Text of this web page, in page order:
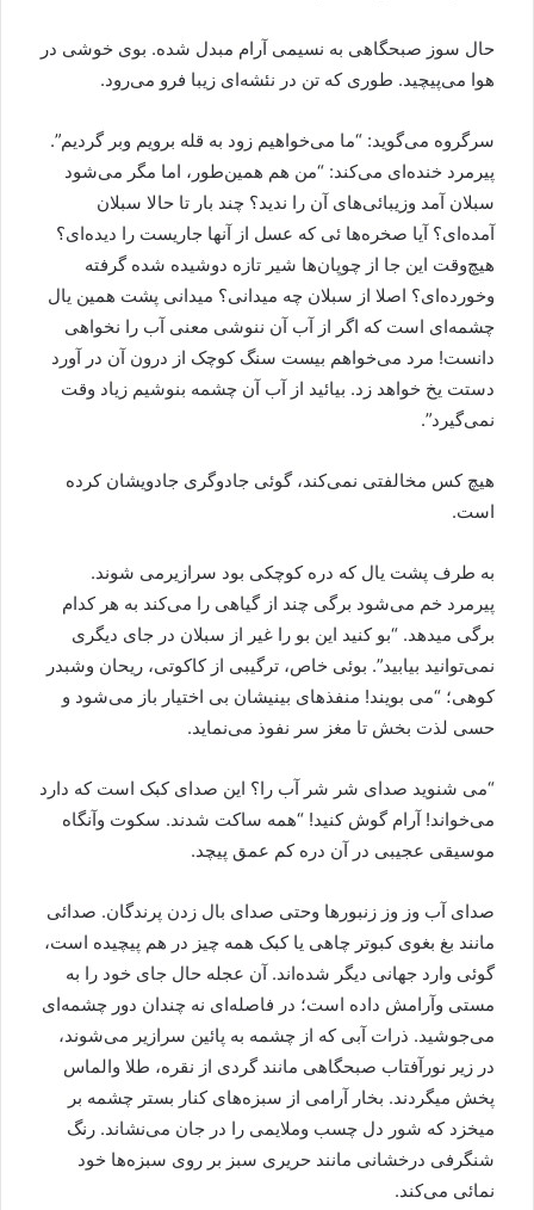
حال سوز صبحگاهی به نسیمی آرام مبدل شده. بوی خوشی در
هوا می‌پیچید. طوری که تن در نئشه‌ای زیبا فرو می‌رود.
سرگروه می‌گوید: “ما می‌خواهیم زود به قله برویم وبر گردیم”.
پیرمرد خنده‌ای می‌کند: “من هم همین‌طور، اما مگر می‌شود
سبلان آمد وزیبائی‌های آن را ندید؟ چند بار تا حالا سبلان
آمده‌ای؟ آیا صخره‌ها ئی که عسل از آنها جاریست را دیده‌ای؟
هیچ‌وقت این جا از چوپان‌ها شیر تازه دوشیده شده گرفته
وخورده‌ای؟ اصلا از سبلان چه میدانی؟ میدانی پشت همین یال
چشمه‌ای است که اگر از آب آن ننوشی معنی آب را نخواهی
دانست! مرد می‌خواهم بیست سنگ کوچک از درون آن در آورد
دستت یخ خواهد زد. بیائید از آب آن چشمه بنوشیم زیاد وقت
نمی‌گیرد”.
هیچ کس مخالفتی نمی‌کند، گوئی جادوگری جادویشان کرده
است.
به طرف پشت یال که دره کوچکی بود سرازیرمی شوند.
پیرمرد خم می‌شود برگی چند از گیاهی را می‌کند به هر کدام
برگی میدهد. “بو کنید این بو را غیر از سبلان در جای دیگری
نمی‌توانید بیابید”. بوئی خاص، ترگیبی از کاکوتی، ریحان وشبدر
کوهی؛ “می بویند! منفذهای بینیشان بی اختیار باز می‌شود و
حسی لذت بخش تا مغز سر نفوذ می‌نماید.
“می شنوید صدای شر شر آب را؟ این صدای کبک است که دارد
می‌خواند! آرام گوش کنید! “همه ساکت شدند. سکوت وآنگاه
موسیقی عجیبی در آن دره کم عمق پیچد.
صدای آب وز وز زنبورها وحتی صدای بال زدن پرندگان. صدائی
مانند بغ بغوی کبوتر چاهی یا کبک همه چیز در هم پیچیده است،
گوئی وارد جهانی دیگر شده‌اند. آن عجله حال جای خود را به
مستی وآرامش داده است؛ در فاصله‌ای نه چندان دور چشمه‌ای
می‌جوشید. ذرات آبی که از چشمه به پائین سرازیر می‌شوند،
در زیر نورآفتاب صبحگاهی مانند گردی از نقره، طلا والماس
پخش میگردند. بخار آرامی از سبزه‌های کنار بستر چشمه بر
میخزد که شور دل چسب وملایمی را در جان می‌نشاند. رنگ
شنگرفی درخشانی مانند حریری سبز بر روی سبزه‌ها خود
نمائی می‌کند.